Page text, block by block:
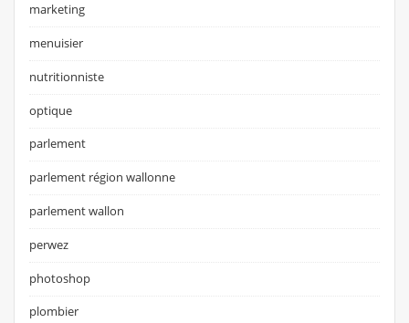
marketing
menuisier
nutritionniste
optique
parlement
parlement région wallonne
parlement wallon
perwez
photoshop
plombier